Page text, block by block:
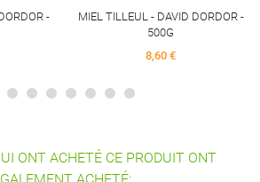
TILLEUL - DAVID DORDOR -
ONT ACHETÉ CE PRODUIT ONT